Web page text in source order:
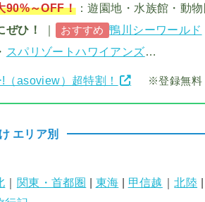
90%～OFF！ ：遊園地・水族館・動
ぜひ！
｜ おすすめ 鴨川シーワールド
・ スパリゾートハワイアンズ…
（asoview）超特割！ ※登録無料
エリア別
｜ 関東・首都圏 | 東海 | 甲信越 ｜北陸